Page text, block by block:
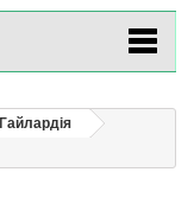
Гайлардія